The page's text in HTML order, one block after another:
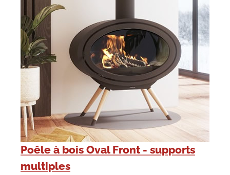
Poêle à bois Oval Front - supports
multiples